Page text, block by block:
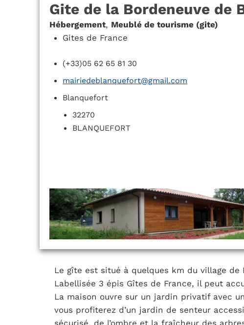
Gite de la Bordeneuve de
Hébergement, Meublé de tourisme (gite)
Gites de France
(+33)05 62 65 81 30
mairiedeblanquefort@gmail.com
Blanquefort
32270
BLANQUEFORT
Le gîte est situé à quelques km du village de
Labellisée 3 épis Gîtes de France, il peut
La maison ouvre sur un jardin privatif avec
vous profiterez d’un jardin de senteur
sécurisé, de l’ombre et la fraîcheur des